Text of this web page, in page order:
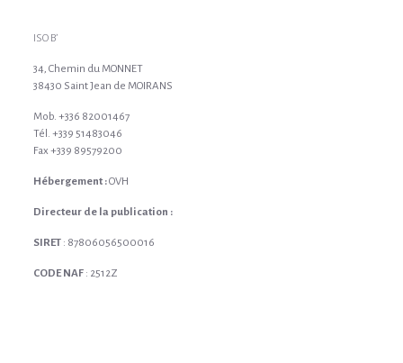
ISO B’
34, Chemin du MONNET
38430 Saint Jean de MOIRANS
Mob. +336 82001467
Tél. +339 51483046
Fax +339 89579200
Hébergement :OVH
Directeur de la publication :
SIRET: 87806056500016
CODE NAF: 2512Z